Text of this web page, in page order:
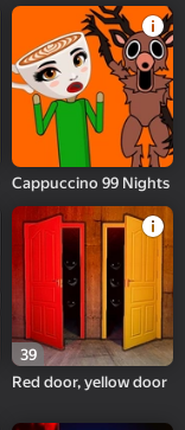
Cappuccino 99 Nights
39
Red door, yellow door